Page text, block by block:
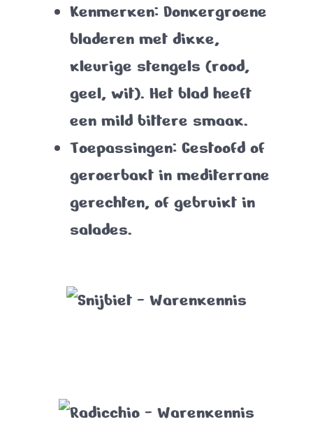
Kenmerken: Donkergroene
bladeren met dikke,
kleurige stengels (rood,
geel, wit). Het blad heeft
een mild bittere smaak.
Toepassingen: Gestoofd of
geroerbakt in mediterrane
gerechten, of gebruikt in
salades.